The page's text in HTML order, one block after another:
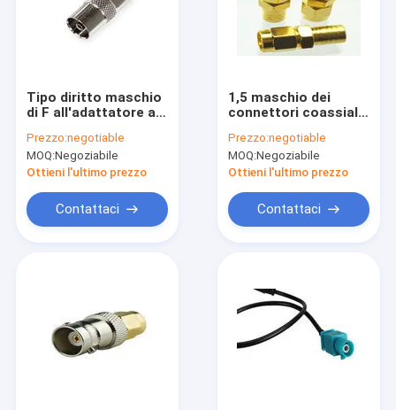
su di noi
Tipo diritto maschio
di F all'adattatore ad
rf TV dell'antenna
dell'AMICO
dell'adattatore
connettore
Prezzo:negotiable
MOQ:Negoziabile
Ottieni l'ultimo prezzo
Contattaci
1,5 maschio dei
connettori coassiali
all'adattatore
femminile di SMB 0-
18 gigahertz
Prezzo:negotiable
MOQ:Negoziabile
Ottieni l'ultimo prezzo
Contattaci